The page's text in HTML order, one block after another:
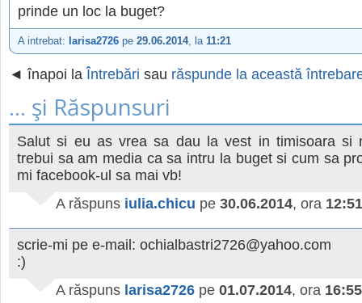
prinde un loc la buget?
A intrebat: larisa2726 pe 29.06.2014, la 11:21
◄ înapoi la Întrebări sau răspunde la această
... şi Răspunsuri
Salut si eu as vrea sa dau la vest in timisoara si
trebui sa am media ca sa intru la buget si cum sa
mi facebook-ul sa mai vb!
A răspuns iulia.chicu pe 30.06.2014, ora 12:51
scrie-mi pe e-mail: ochialbastri2726@yahoo.com
:)
A răspuns larisa2726 pe 01.07.2014, ora 16:55